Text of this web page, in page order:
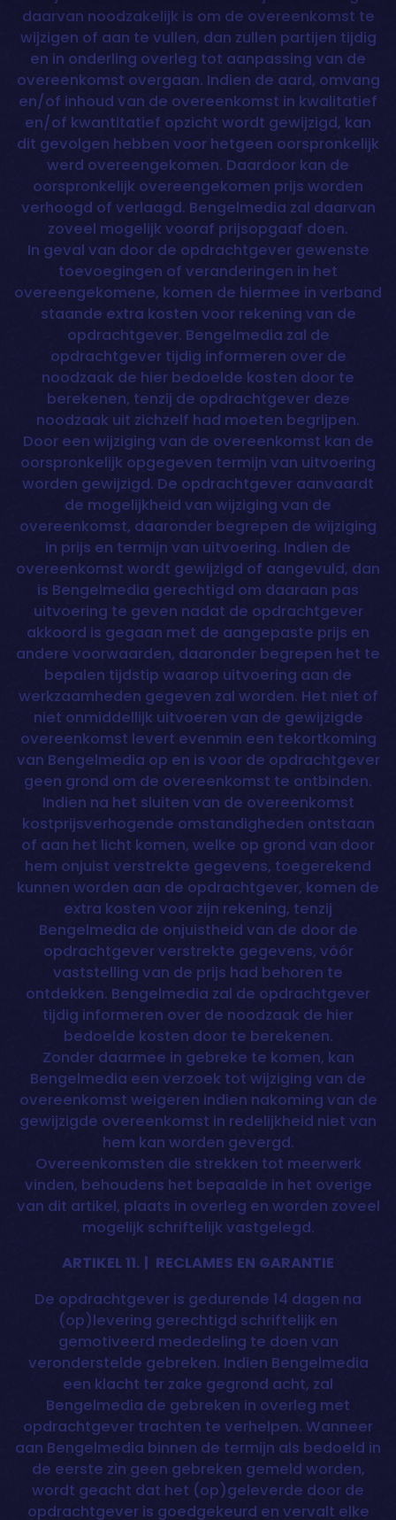
daarvan noodzakelijk is om de overeenkomst te
wijzigen of aan te vullen, dan zullen partijen tijdig
en in onderling overleg tot aanpassing van de
overeenkomst overgaan. Indien de aard, omvang
en/of inhoud van de overeenkomst in kwalitatief
en/of kwantitatief opzicht wordt gewijzigd, kan
dit gevolgen hebben voor hetgeen oorspronkelijk
werd overeengekomen. Daardoor kan de
oorspronkelijk overeengekomen prijs worden
verhoogd of verlaagd. Bengelmedia zal daarvan
zoveel mogelijk vooraf prijsopgaaf doen.
In geval van door de opdrachtgever gewenste
toevoegingen of veranderingen in het
overeengekomene, komen de hiermee in verband
staande extra kosten voor rekening van de
opdrachtgever. Bengelmedia zal de
opdrachtgever tijdig informeren over de
noodzaak de hier bedoelde kosten door te
berekenen, tenzij de opdrachtgever deze
noodzaak uit zichzelf had moeten begrijpen.
Door een wijziging van de overeenkomst kan de
oorspronkelijk opgegeven termijn van uitvoering
worden gewijzigd. De opdrachtgever aanvaardt
de mogelijkheid van wijziging van de
overeenkomst, daaronder begrepen de wijziging
in prijs en termijn van uitvoering. Indien de
overeenkomst wordt gewijzigd of aangevuld, dan
is Bengelmedia gerechtigd om daaraan pas
uitvoering te geven nadat de opdrachtgever
akkoord is gegaan met de aangepaste prijs en
andere voorwaarden, daaronder begrepen het te
bepalen tijdstip waarop uitvoering aan de
werkzaamheden gegeven zal worden. Het niet of
niet onmiddellijk uitvoeren van de gewijzigde
overeenkomst levert evenmin een tekortkoming
van Bengelmedia op en is voor de opdrachtgever
geen grond om de overeenkomst te ontbinden.
Indien na het sluiten van de overeenkomst
kostprijsverhogende omstandigheden ontstaan
of aan het licht komen, welke op grond van door
hem onjuist verstrekte gegevens, toegerekend
kunnen worden aan de opdrachtgever, komen de
extra kosten voor zijn rekening, tenzij
Bengelmedia de onjuistheid van de door de
opdrachtgever verstrekte gegevens, vóór
vaststelling van de prijs had behoren te
ontdekken. Bengelmedia zal de opdrachtgever
tijdig informeren over de noodzaak de hier
bedoelde kosten door te berekenen.
Zonder daarmee in gebreke te komen, kan
Bengelmedia een verzoek tot wijziging van de
overeenkomst weigeren indien nakoming van de
gewijzigde overeenkomst in redelijkheid niet van
hem kan worden gevergd.
Overeenkomsten die strekken tot meerwerk
vinden, behoudens het bepaalde in het overige
van dit artikel, plaats in overleg en worden zoveel
mogelijk schriftelijk vastgelegd.
ARTIKEL 11. | RECLAMES EN GARANTIE
De opdrachtgever is gedurende 14 dagen na
(op)levering gerechtigd schriftelijk en
gemotiveerd mededeling te doen van
veronderstelde gebreken. Indien Bengelmedia
een klacht ter zake gegrond acht, zal
Bengelmedia de gebreken in overleg met
opdrachtgever trachten te verhelpen. Wanneer
aan Bengelmedia binnen de termijn als bedoeld in
de eerste zin geen gebreken gemeld worden,
wordt geacht dat het (op)geleverde door de
opdrachtgever is goedgekeurd en vervalt elke